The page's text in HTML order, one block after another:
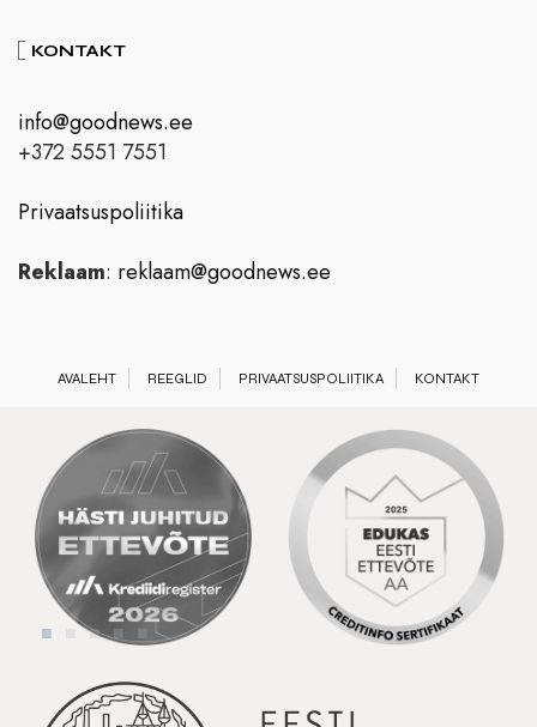
KONTAKT
info@goodnews.ee
+372 5551 7551
Privaatsuspoliitika
Reklaam: reklaam@goodnews.ee
AVALEHT REEGLID PRIVAATSUSPOLIITIKA KONTAKT